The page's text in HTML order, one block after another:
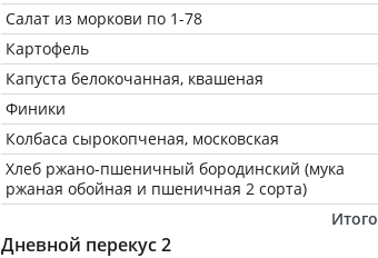
Салат из моркови по 1-78
Картофель
Капуста белокочанная, квашеная
Финики
Колбаса сырокопченая, московская
Хлеб ржано-пшеничный бородинский (мука
ржаная обойная и пшеничная 2 сорта)
Итого
Дневной перекус 2